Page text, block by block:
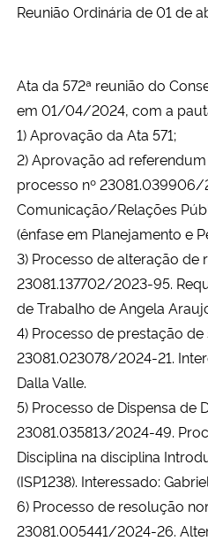
Reunião Ordinária de 01 de
Ata da 572ª reunião do
em 01/04/2024, com a
1) Aprovação da Ata 571;
2) Aprovação ad
processo nº 23081.039906/
Comunicação/Relações
(ênfase em Planejamento e
3) Processo de alteração de
23081.137702/2023-95.
de Trabalho de Angela
4) Processo de prestação
23081.023078/2024-21.
Dalla Valle.
5) Processo de Dispensa de
23081.035813/2024-49.
Disciplina na disciplina
(ISP1238). Interessado:
6) Processo de resolução
23081.005441/2024-26.